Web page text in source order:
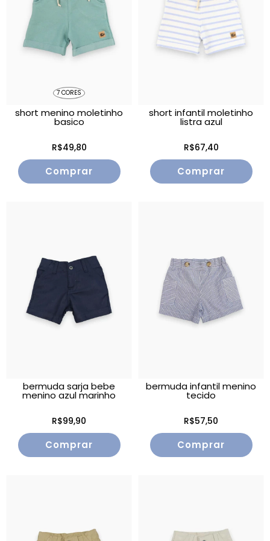
7 CORES
short menino moletinho
basico
R$49,80
Comprar
short infantil moletinho
listra azul
R$67,40
Comprar
bermuda sarja bebe
menino azul marinho
R$99,90
Comprar
bermuda infantil menino
tecido
R$57,50
Comprar